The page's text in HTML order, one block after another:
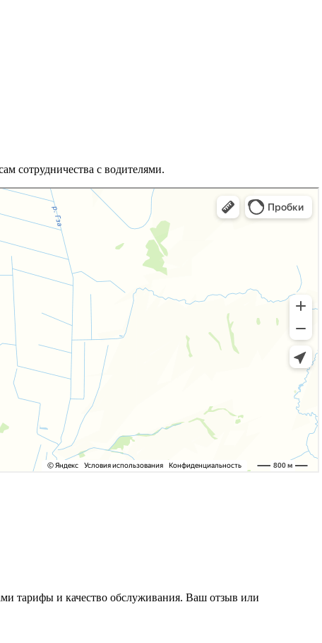
сотрудничества с водителями.
тарифы и качество обслуживания. Ваш отзыв или